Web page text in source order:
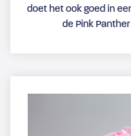
doet het ook goed in
de Pink